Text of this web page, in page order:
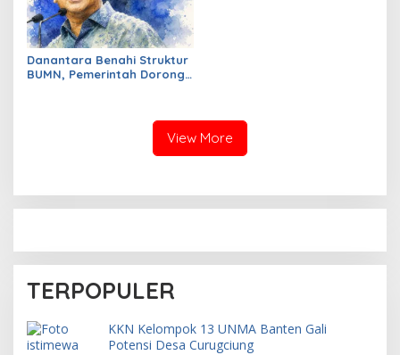
Danantara Benahi Struktur
BUMN, Pemerintah Dorong
View More
TERPOPULER
KKN Kelompok 13 UNMA Banten Gali
Potensi Desa Curugciung